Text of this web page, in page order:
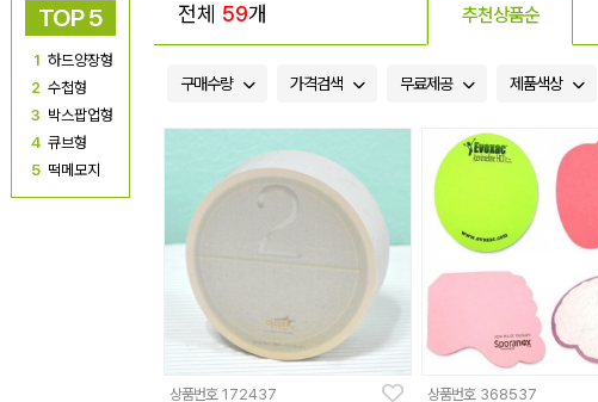
TOP 5
1 하드양장형
2 수첩형
3 박스팝업형
4 큐브형
5 떡메모지
전체 59개 추천상품순
구매수량 가격검색 무료제공 제품색상
상품번호 172437 상품번호 368537